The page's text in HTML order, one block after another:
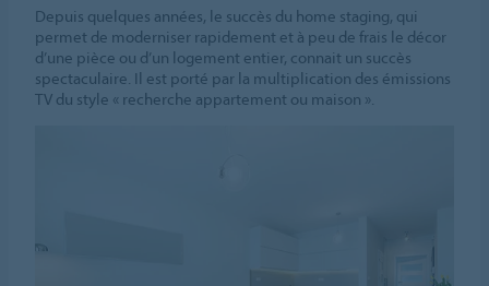
Depuis quelques années, le succès du home staging, qui
permet de moderniser rapidement et à peu de frais le décor
d’une pièce ou d’un logement entier, connait un succès
spectaculaire. Il est porté par la multiplication des émissions
TV du style « recherche appartement ou maison ».